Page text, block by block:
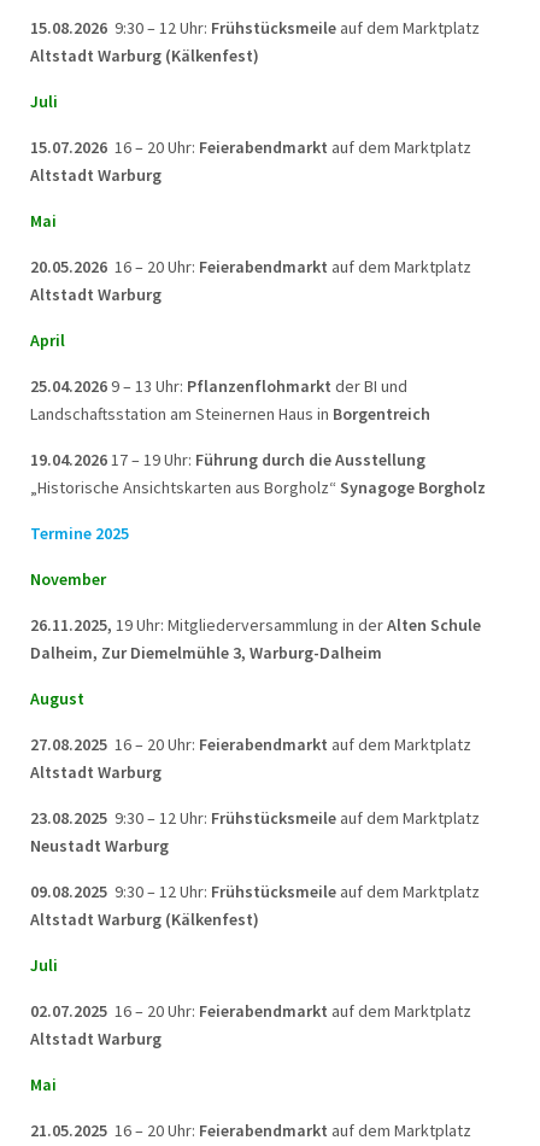
15.08.2026 9:30 – 12 Uhr: Frühstücksmeile auf dem Marktplatz
Altstadt Warburg (Kälkenfest)
Juli
15.07.2026 16 – 20 Uhr: Feierabendmarkt auf dem Marktplatz
Altstadt Warburg
Mai
20.05.2026 16 – 20 Uhr: Feierabendmarkt auf dem Marktplatz
Altstadt Warburg
April
25.04.20269 – 13 Uhr: Pflanzenflohmarkt der BI und
Landschaftsstation am Steinernen Haus in Borgentreich
19.04.202617 – 19 Uhr: Führung durch die Ausstellung
„Historische Ansichtskarten aus Borgholz“ Synagoge Borgholz
Termine 2025
November
26.11.2025, 19 Uhr: Mitgliederversammlung in derAlten Schule
Dalheim, Zur Diemelmühle 3, Warburg-Dalheim
August
27.08.2025 16 – 20 Uhr: Feierabendmarkt auf dem Marktplatz
Altstadt Warburg
23.08.2025 9:30 – 12 Uhr: Frühstücksmeile auf dem Marktplatz
Neustadt Warburg
09.08.2025 9:30 – 12 Uhr: Frühstücksmeile auf dem Marktplatz
Altstadt Warburg (Kälkenfest)
Juli
02.07.2025 16 – 20 Uhr: Feierabendmarkt auf dem Marktplatz
Altstadt Warburg
Mai
21.05.2025 16 – 20 Uhr: Feierabendmarkt auf dem Marktplatz